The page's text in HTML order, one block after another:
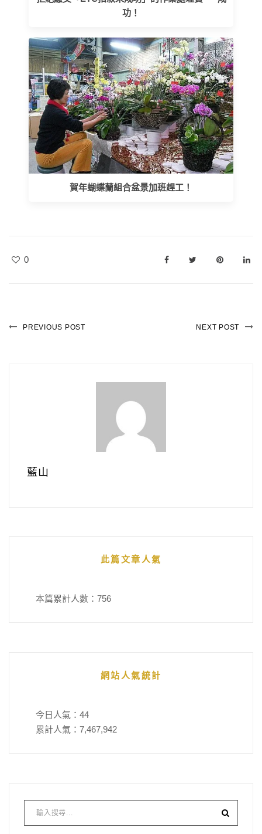
功！
賀年蝴蝶蘭組合盆景加班趕工！
0
PREVIOUS POST NEXT POST
藍山
此篇文章人氣
本篇累計人數： 756
網站人氣統計
今日人氣： 44
累計人氣： 7,467,942